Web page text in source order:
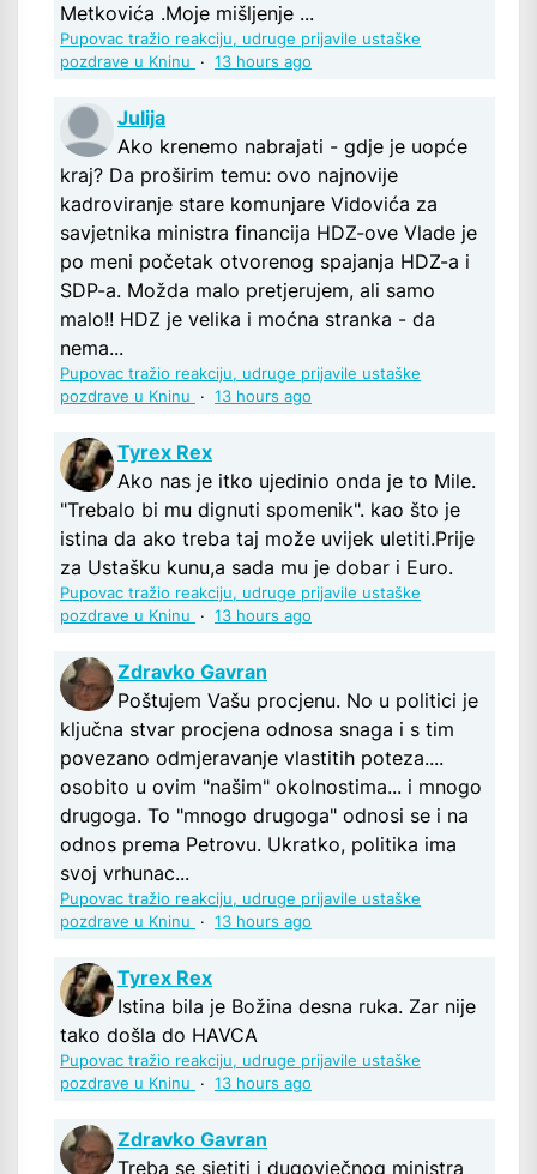
Metkovića .Moje mišljenje ...
Pupovac tražio reakciju, udruge prijavile ustaške
pozdrave u Kninu
· 13 hours ago
Julija
Ako krenemo nabrajati - gdje je uopće
kraj? Da proširim temu: ovo najnovije
kadroviranje stare komunjare Vidovića za
savjetnika ministra financija HDZ-ove Vlade je
po meni početak otvorenog spajanja HDZ-a i
SDP-a. Možda malo pretjerujem, ali samo
malo!! HDZ je velika i moćna stranka - da
nema...
Pupovac tražio reakciju, udruge prijavile ustaške
pozdrave u Kninu
· 13 hours ago
Tyrex Rex
Ako nas je itko ujedinio onda je to Mile.
"Trebalo bi mu dignuti spomenik". kao što je
istina da ako treba taj može uvijek uletiti.Prije
za Ustašku kunu,a sada mu je dobar i Euro.
Pupovac tražio reakciju, udruge prijavile ustaške
pozdrave u Kninu
· 13 hours ago
Zdravko Gavran
Poštujem Vašu procjenu. No u politici je
ključna stvar procjena odnosa snaga i s tim
povezano odmjeravanje vlastitih poteza....
osobito u ovim "našim" okolnostima... i mnogo
drugoga. To "mnogo drugoga" odnosi se i na
odnos prema Petrovu. Ukratko, politika ima
svoj vrhunac...
Pupovac tražio reakciju, udruge prijavile ustaške
pozdrave u Kninu
· 13 hours ago
Tyrex Rex
Istina bila je Božina desna ruka. Zar nije
tako došla do HAVCA
Pupovac tražio reakciju, udruge prijavile ustaške
pozdrave u Kninu
· 13 hours ago
Zdravko Gavran
Treba se sjetiti i dugovječnog ministra